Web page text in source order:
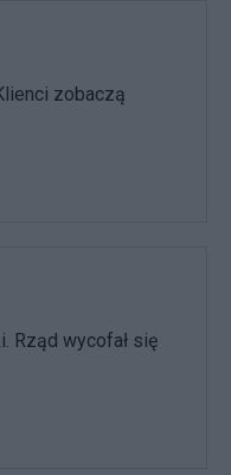
zobaczą
Rząd wycofał się